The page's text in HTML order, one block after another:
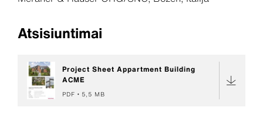
Atsisiuntimai
Project Sheet Appartment Building
ACME
PDF 5,5 MB